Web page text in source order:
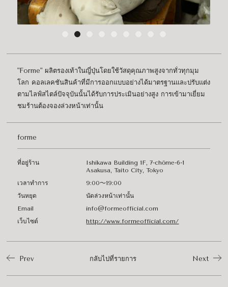
"Forme" ผลิตรองเท้าในญี่ปุ่นโดยใช้วัสดุคุณภาพสูงจากทั่วทุกมุม
โลก คอลเลคชันสินค้าที่มีการออกแบบอย่างได้มาตรฐานและปรับแต่ง
ตามไลฟ์สไตล์ปัจจุบันนั้นได้รับการประเมินอย่างสูง การเข้ามาเยี่ยม
ชมร้านต้องจองล่วงหน้าเท่านั้น
forme
ที่อยู่ร้าน
Ishikawa Building 1F, 7-chōme-6-1
Asakusa, Taito City, Tokyo
เวลาทำการ
9:00〜19:00
วันหยุด
นัดล่วงหน้าเท่านั้น
Email
info@formeofficial.com
เว็บไซต์
http://www.formeofficial.com/
Prev กลับไปที่รายการ Next